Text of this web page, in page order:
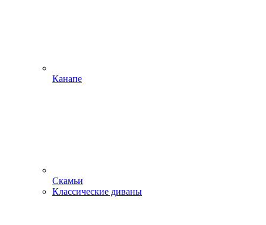
Канапе
Скамьи
Классические диваны